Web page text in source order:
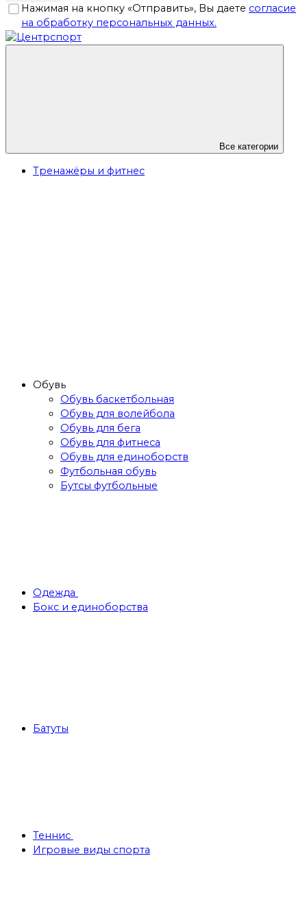
Нажимая на кнопку «Отправить», Вы даете согласие
на обработку персональных данных.
Все категории
Тренажёры и фитнес
Обувь
Обувь баскетбольная
Обувь для волейбола
Обувь для бега
Обувь для фитнеса
Обувь для единоборств
Футбольная обувь
Бутсы футбольные
Одежда
Бокс и единоборства
Батуты
Теннис
Игровые виды спорта